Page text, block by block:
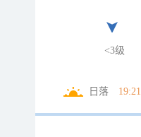
<3级
日落 19:21